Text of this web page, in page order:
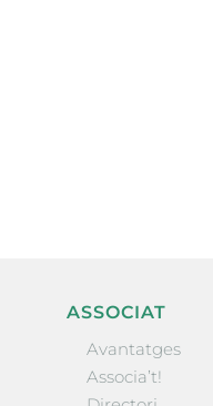
ASSOCIAT
Avantatges
Associa’t!